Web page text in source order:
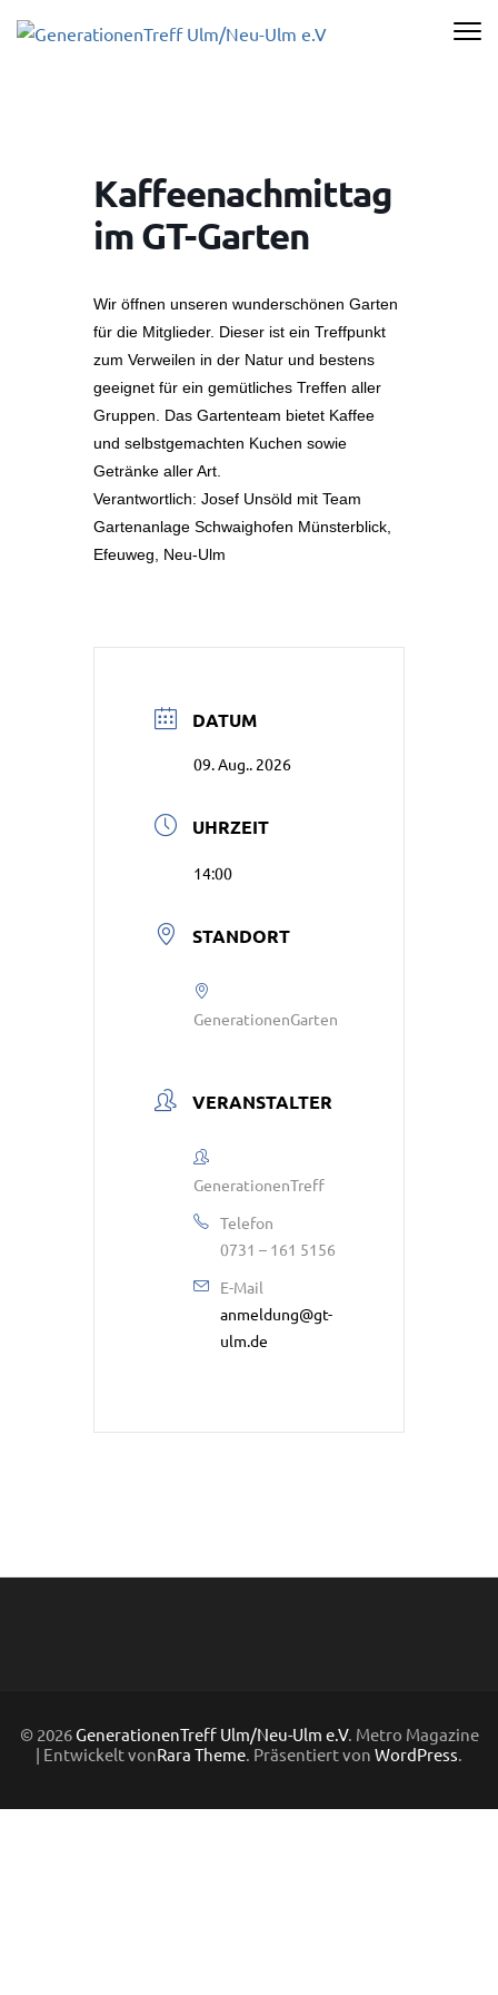
Inhalt
Kaffeenachmittag
im GT-Garten
Wir öffnen unseren wunderschönen Garten
für die Mitglieder. Dieser ist ein Treffpunkt
zum Verweilen in der Natur und bestens
geeignet für ein gemütliches Treffen aller
Gruppen. Das Gartenteam bietet Kaffee
und selbstgemachten Kuchen sowie
Getränke aller Art.
Verantwortlich: Josef Unsöld mit Team
Gartenanlage Schwaighofen Münsterblick,
Efeuweg, Neu-Ulm
DATUM
09. Aug.. 2026
UHRZEIT
14:00
STANDORT
GenerationenGarten
VERANSTALTER
GenerationenTreff
Telefon
0731 – 161 5156
E-Mail
anmeldung@gt-
ulm.de
© 2026GenerationenTreff Ulm/Neu-Ulm e.V. Metro Magazine
| Entwickelt vonRara Theme. Präsentiert von WordPress.